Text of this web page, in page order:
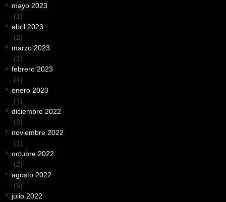
mayo 2023
(1)
abril 2023
(2)
marzo 2023
(1)
febrero 2023
(4)
enero 2023
(1)
diciembre 2022
(3)
noviembre 2022
(1)
octubre 2022
(2)
agosto 2022
(5)
julio 2022